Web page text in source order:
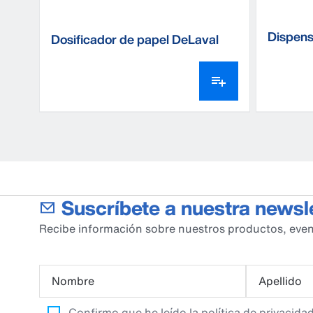
Dosificador de papel DeLaval
Suscríbete a nuestra
Recibe información sobre nuestros productos,
Nombre Apellido